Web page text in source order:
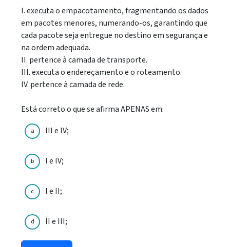
I. executa o empacotamento, fragmentando os dados
em pacotes menores, numerando-os, garantindo que
cada pacote seja entregue no destino em segurança e
na ordem adequada.
II. pertence à camada de transporte.
III. executa o endereçamento e o roteamento.
IV. pertence à camada de rede.
Está correto o que se afirma APENAS em:
a III e IV;
b I e IV;
c I e II;
d II e III;